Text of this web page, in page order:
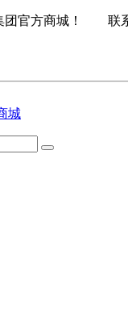
团官方商城！ 联系